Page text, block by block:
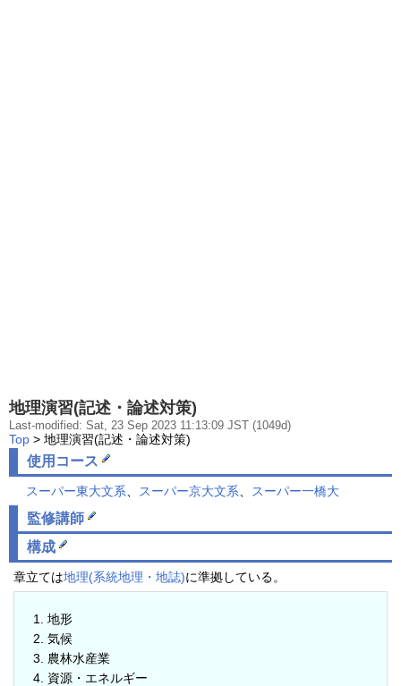
地理演習(記述・論述対策)
Last-modified: Sat, 23 Sep 2023 11:13:09 JST (1049d)
Top > 地理演習(記述・論述対策)
使用コース
スーパー東大文系 スーパー京大文系 スーパー一橋大
監修講師
構成
章立ては地理(系統地理・地誌)に準拠している。
地形
気候
農林水産業
資源・エネルギー